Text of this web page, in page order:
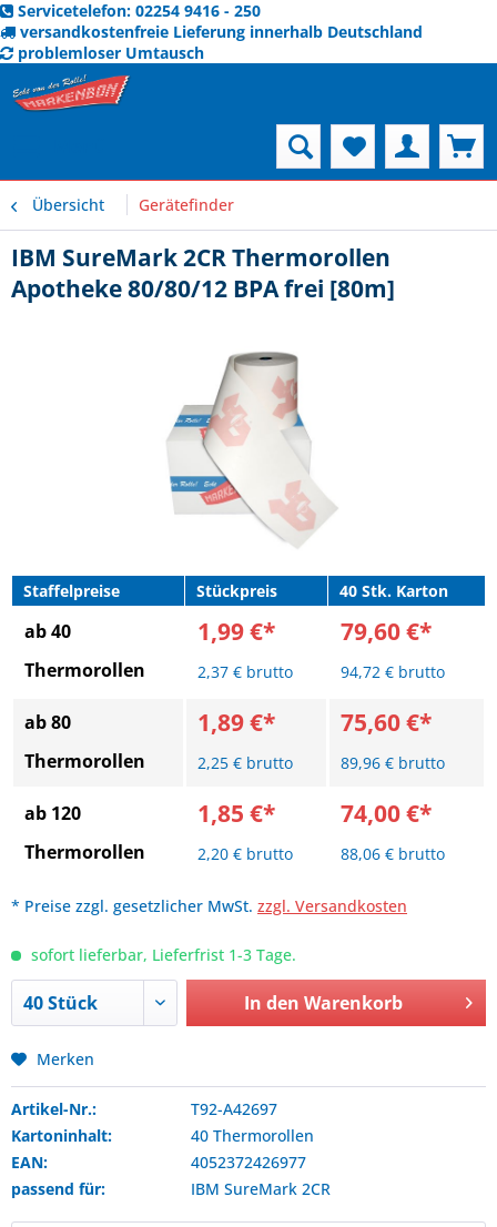
Servicetelefon: 02254 9416 - 250
versandkostenfreie Lieferung innerhalb Deutschland
problemloser Umtausch
Übersicht Gerätefinder
IBM SureMark 2CR Thermorollen
Apotheke 80/80/12 BPA frei [80m]
Staffelpreise Stückpreis 40 Stk. Karton
ab 40
Thermorollen
1,99 €*
2,37 € brutto
79,60 €*
94,72 € brutto
ab 80
Thermorollen
1,89 €*
2,25 € brutto
75,60 €*
89,96 € brutto
ab 120
Thermorollen
1,85 €*
2,20 € brutto
74,00 €*
88,06 € brutto
* Preise zzgl. gesetzlicher MwSt. zzgl. Versandkosten
sofort lieferbar, Lieferfrist 1-3 Tage.
In den Warenkorb
Merken
Artikel-Nr.:
T92-A42697
Kartoninhalt:
40 Thermorollen
EAN:
4052372426977
passend für:
IBM SureMark 2CR